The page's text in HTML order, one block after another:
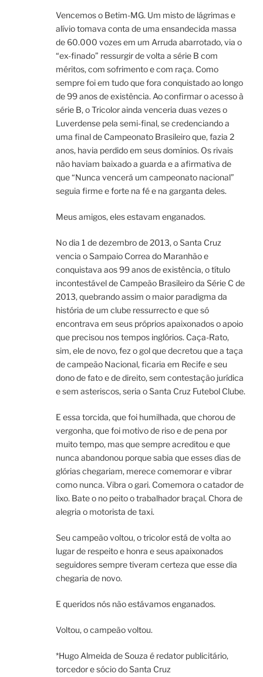
Vencemos o Betim-MG. Um misto de lágrimas e
alívio tomava conta de uma ensandecida massa
de 60.000 vozes em um Arruda abarrotado, via o
“ex-finado” ressurgir de volta a série B com
méritos, com sofrimento e com raça. Como
sempre foi em tudo que fora conquistado ao longo
de 99 anos de existência. Ao confirmar o acesso à
série B, o Tricolor ainda venceria duas vezes o
Luverdense pela semi-final, se credenciando a
uma final de Campeonato Brasileiro que, fazia 2
anos, havia perdido em seus domínios. Os rivais
não haviam baixado a guarda e a afirmativa de
que “Nunca vencerá um campeonato nacional”
seguia firme e forte na fé e na garganta deles.
Meus amigos, eles estavam enganados.
No dia 1 de dezembro de 2013, o Santa Cruz
vencia o Sampaio Correa do Maranhão e
conquistava aos 99 anos de existência, o título
incontestável de Campeão Brasileiro da Série C de
2013, quebrando assim o maior paradigma da
história de um clube ressurrecto e que só
encontrava em seus próprios apaixonados o apoio
que precisou nos tempos inglórios. Caça-Rato,
sim, ele de novo, fez o gol que decretou que a taça
de campeão Nacional, ficaria em Recife e seu
dono de fato e de direito, sem contestação jurídica
e sem asteriscos, seria o Santa Cruz Futebol Clube.
E essa torcida, que foi humilhada, que chorou de
vergonha, que foi motivo de riso e de pena por
muito tempo, mas que sempre acreditou e que
nunca abandonou porque sabia que esses dias de
glórias chegariam, merece comemorar e vibrar
como nunca. Vibra o gari. Comemora o catador de
lixo. Bate o no peito o trabalhador braçal. Chora de
alegria o motorista de taxi.
Seu campeão voltou, o tricolor está de volta ao
lugar de respeito e honra e seus apaixonados
seguidores sempre tiveram certeza que esse dia
chegaria de novo.
E queridos nós não estávamos enganados.
Voltou, o campeão voltou.
*Hugo Almeida de Souza é redator publicitário,
torcedor e sócio do Santa Cruz